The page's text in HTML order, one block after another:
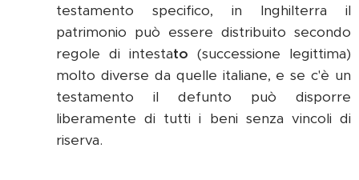
testamento specifico, in Inghilterra il
patrimonio può essere distribuito secondo
regole di intestato (successione legittima)
molto diverse da quelle italiane, e se c'è un
testamento il defunto può disporre
liberamente di tutti i beni senza vincoli di
riserva.